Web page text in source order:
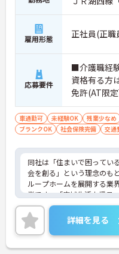
・お食事の準備には食材
おり、献立やレシピが決
仕事に取り組んでいただけ
・夜間も複数名のスタッフ
【充実した待遇で長期的な
す】
・駐車場を完備している
可能です
・超過勤務や深夜割増など
に支給しており、パートの
が設けられています
雇用形態 正社員(正職
応募要件
■介護職経
資格有る方
免許(AT限
不問です。
上の方、実
祉に関する
車通勤可 未経験OK 残業少なめ
ブランクOK
社会保険完備 交通
同社は「住まいで困ってい
会を創る」という理念のも
ループホームを展開する業
業です。「広域生活支援員
数施設を横断的に担当し、
フのサポートを行うハイク
最新設備とバリアフリーが
体的負担が少なく、広域手
とで高い給与水準を実現し
詳細を見る